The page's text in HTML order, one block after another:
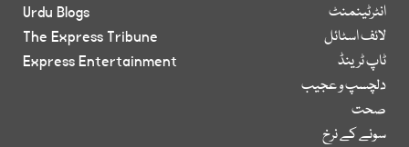
انٹرٹینمنٹ
لائف اسٹائل
ٹاپ ٹرینڈ
دلچسپ و عجیب
صحت
سونے کے نرخ
Urdu Blogs
The Express Tribune
Express Entertainment